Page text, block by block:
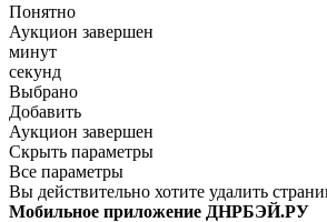
Понятно
Аукцион завершен
минут
секунд
Выбрано
Добавить
Аукцион завершен
Скрыть параметры
Все параметры
Вы действительно хотите удалить
Мобильное приложение ДНРБЭЙ.РУ